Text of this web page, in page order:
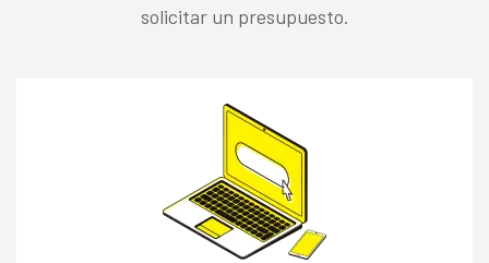
solicitar un presupuesto.